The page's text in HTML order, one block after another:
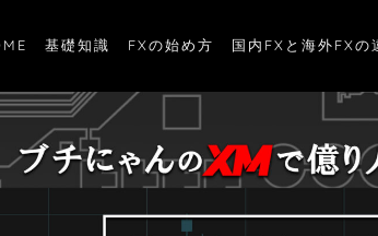
基礎知識 FXの始め方 国内FXと海外FXの